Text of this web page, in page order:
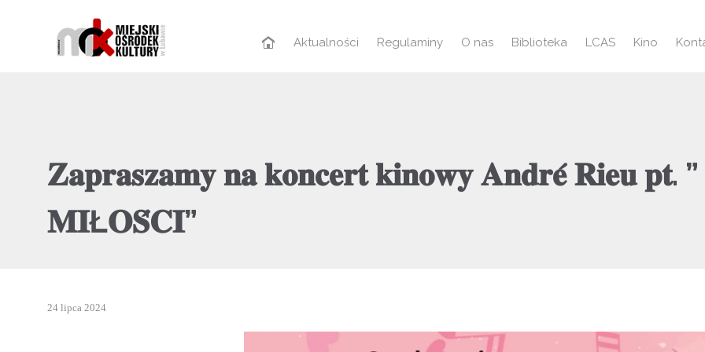
Aktualności Regulaminy O nas Biblioteka LCAS Kino
𝐙𝐚𝐩𝐫𝐚𝐬𝐳𝐚𝐦𝐲 𝐧𝐚 𝐤𝐨𝐧𝐜𝐞𝐫𝐭 𝐤𝐢𝐧𝐨𝐰𝐲 𝐀𝐧𝐝𝐫𝐞́ 𝐑𝐢𝐞𝐮
𝐌𝐈Ł𝐎𝐒́𝐂𝐈”
24 lipca 2024